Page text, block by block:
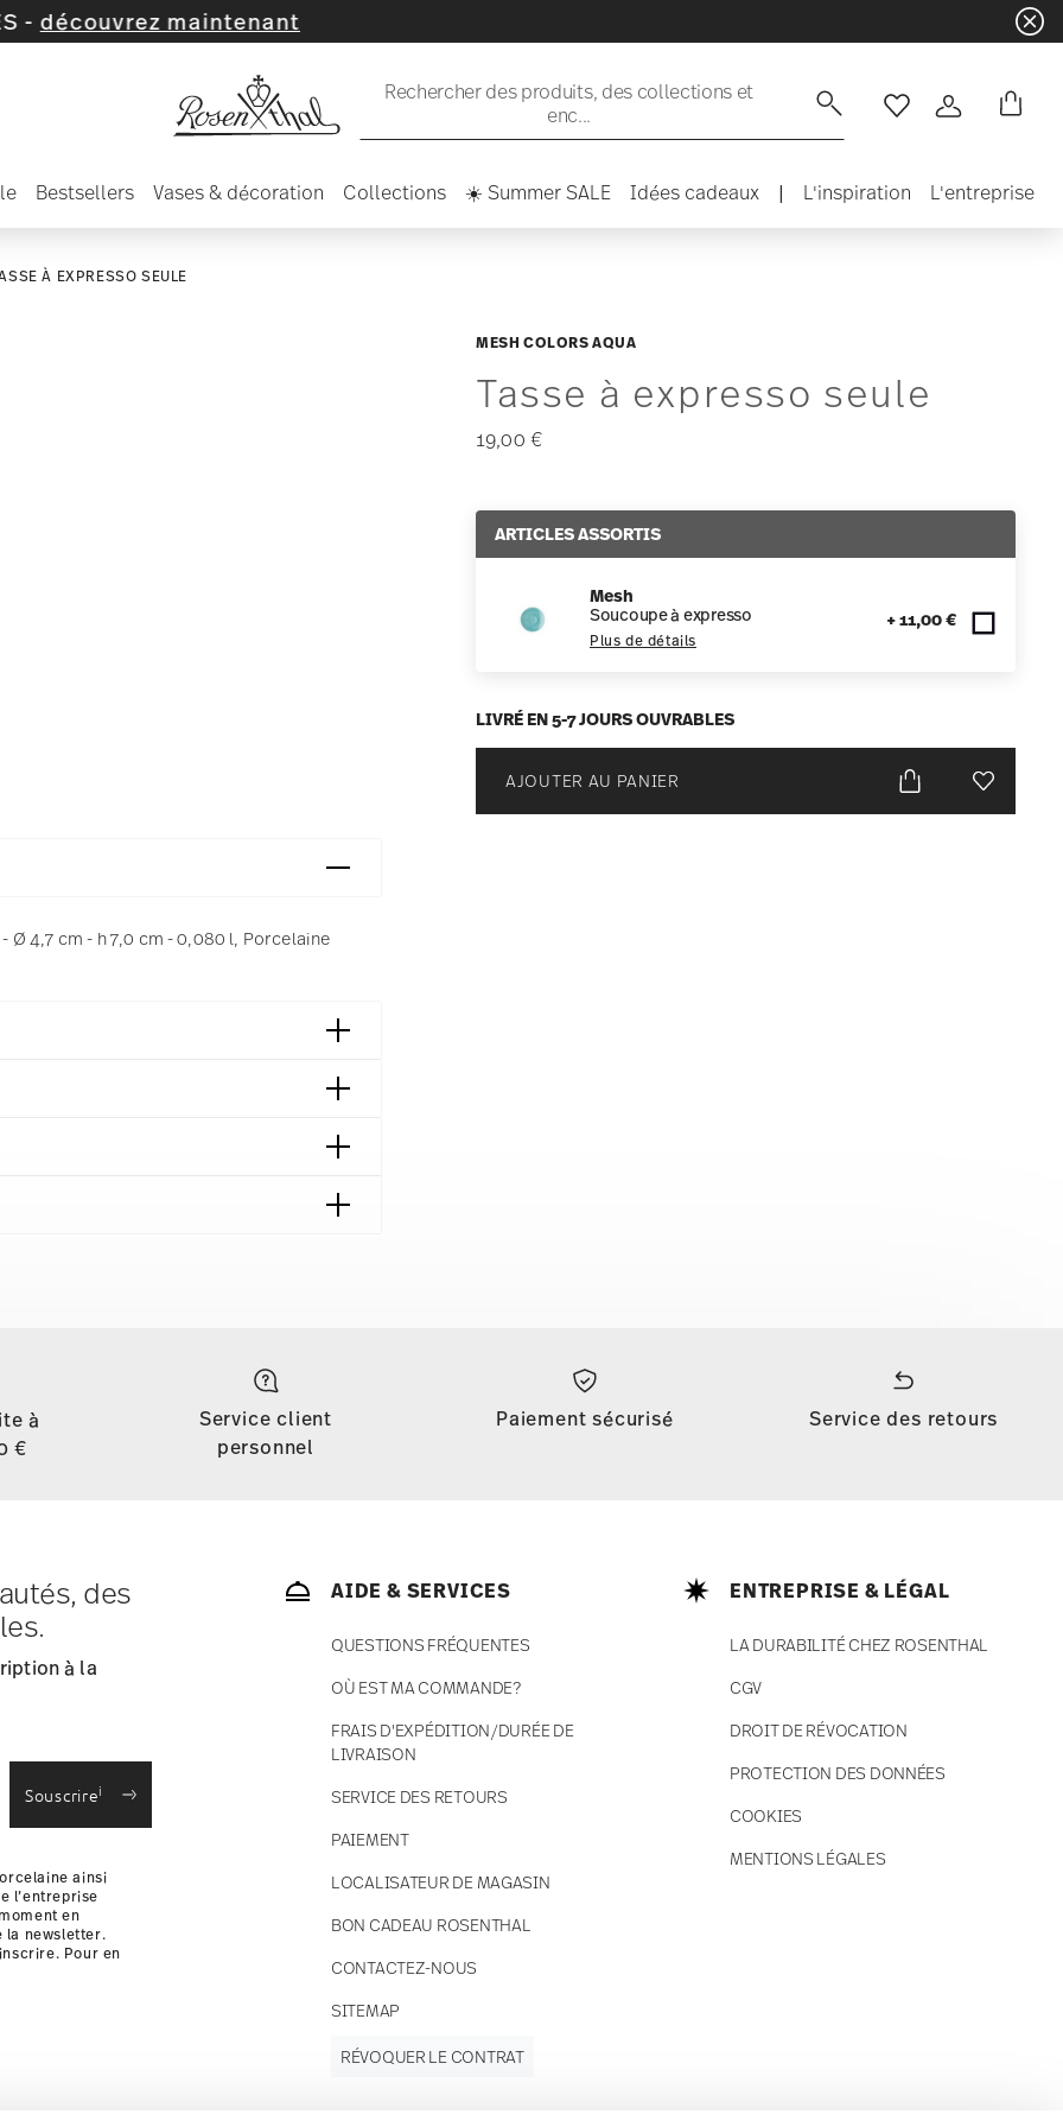
Rechercher des produits, des collections et
enc...
Liste de souhaits
Connexion
Bestsellers Vases & décoration Collections ☀️ Summer SALE Idées cadeaux | L'inspiration L'entreprise
MESH COLORS AQUA
Tasse à expresso seule
19,00 €
ARTICLES ASSORTIS
Mesh
Soucoupe à expresso
Plus de détails
+ 11,00 €
LIVRÉ EN 5-7 JOURS OUVRABLES
AJOUTER AU PANIER Liste de
À EXPRESSO SEULE
Ø 4,7 cm - h 7,0 cm - 0,080 l, Porcelaine
Sans danger pour le contact
alimentaire
à € 12,90 par commande./li>
stock.
avec UPS (livraison standard).
colis sera expédié.
à
€
Service client
personnel
Paiement sécurisé Service des retours
des
à la
Souscrirei
ainsi
l’entreprise
en
la newsletter.
Pour en
AIDE & SERVICES
QUESTIONS FRÉQUENTES
OÙ EST MA COMMANDE?
FRAIS D'EXPÉDITION/DURÉE DE
LIVRAISON
SERVICE DES RETOURS
PAIEMENT
LOCALISATEUR DE MAGASIN
BON CADEAU ROSENTHAL
CONTACTEZ-NOUS
SITEMAP
ENTREPRISE & LÉGAL
LA DURABILITÉ CHEZ ROSENTHAL
CGV
DROIT DE RÉVOCATION
PROTECTION DES DONNÉES
COOKIES
MENTIONS LÉGALES
RÉVOQUER LE CONTRAT